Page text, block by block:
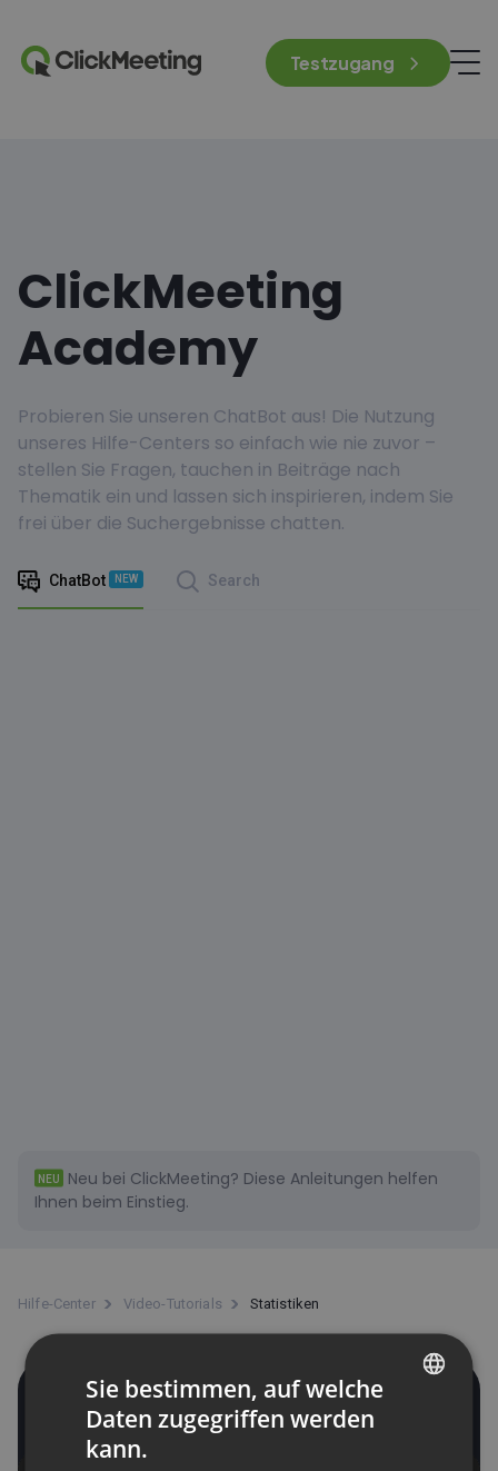
Testzugang
ClickMeeting
Academy
Probieren Sie unseren ChatBot aus! Die Nutzung
unseres Hilfe-Centers so einfach wie nie zuvor –
stellen Sie Fragen, tauchen in Beiträge nach
Thematik ein und lassen sich inspirieren, indem Sie
frei über die Suchergebnisse chatten.
ChatBot NEW Search
NEU Neu bei ClickMeeting? Diese Anleitungen helfen
Ihnen beim Einstieg.
Hilfe-Center Video-Tutorials Statistiken
Statistiken
ENGLISH
Sie bestimmen, auf welche
Daten zugegriffen werden
kann.